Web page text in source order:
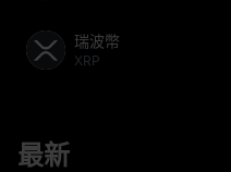
瑞波幣
XRP
最新